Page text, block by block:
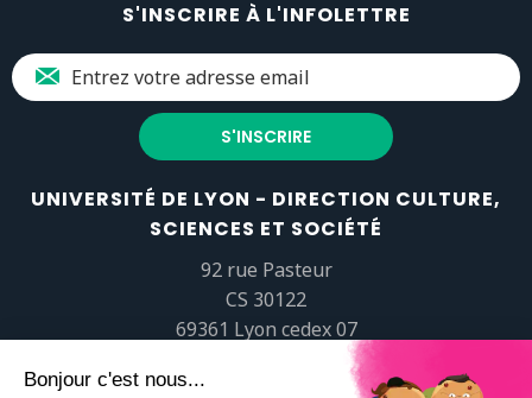
S'INSCRIRE À L'INFOLETTRE
UNIVERSITÉ DE LYON - DIRECTION CULTURE,
SCIENCES ET SOCIÉTÉ
92 rue Pasteur
CS 30122
69361 Lyon cedex 07
popsciences@universite-lyon.fr
Tél.+33 (0)4 37 37 82 01